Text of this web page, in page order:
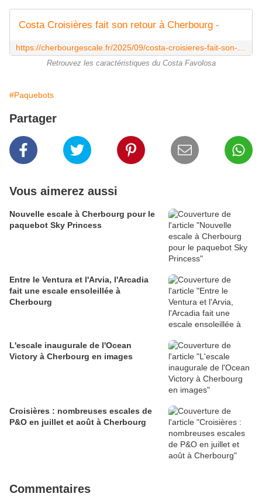
Costa Croisières fait son retour à Cherbourg -
Retrouvez les caractéristiques du Costa Favolosa
#Paquebots
Partager
Vous aimerez aussi
Nouvelle escale à Cherbourg pour le
paquebot Sky Princess
Entre le Ventura et l'Arvia, l'Arcadia
fait une escale ensoleillée à
Cherbourg
L'escale inaugurale de l'Ocean
Victory à Cherbourg en images
Croisières : nombreuses escales de
P&O en juillet et août à Cherbourg
Commentaires